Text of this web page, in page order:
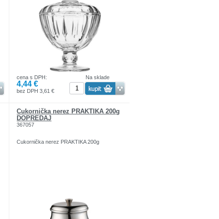
vďaka čomu majú jedinečný charakter.
Výrobok je balený vo farebnej, kartónovej
Na sklade
cena s DPH:
4,44 €
bez DPH 3,61 €
Cukornička nerez PRAKTIKA 200g
DOPREDAJ
367057
Cukornička nerez PRAKTIKA 200g